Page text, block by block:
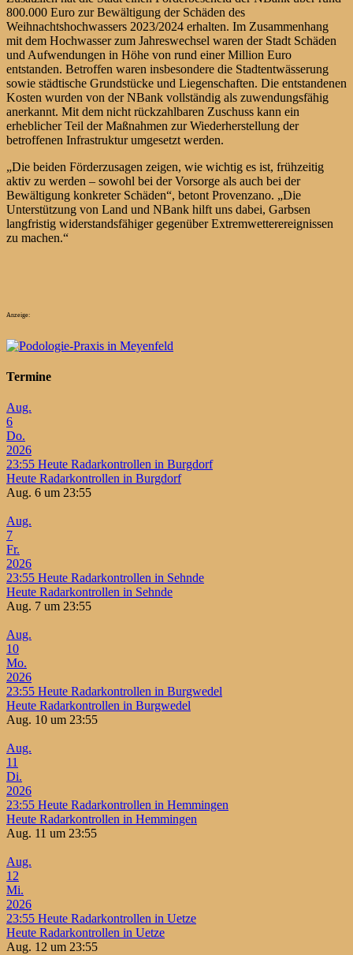
800.000 Euro zur Bewältigung der Schäden des
Weihnachtshochwassers 2023/2024 erhalten. Im Zusammenhang
mit dem Hochwasser zum Jahreswechsel waren der Stadt Schäden
und Aufwendungen in Höhe von rund einer Million Euro
entstanden. Betroffen waren insbesondere die Stadtentwässerung
sowie städtische Grundstücke und Liegenschaften. Die entstandenen
Kosten wurden von der NBank vollständig als zuwendungsfähig
anerkannt. Mit dem nicht rückzahlbaren Zuschuss kann ein
erheblicher Teil der Maßnahmen zur Wiederherstellung der
betroffenen Infrastruktur umgesetzt werden.
„Die beiden Förderzusagen zeigen, wie wichtig es ist, frühzeitig
aktiv zu werden – sowohl bei der Vorsorge als auch bei der
Bewältigung konkreter Schäden“, betont Provenzano. „Die
Unterstützung von Land und NBank hilft uns dabei, Garbsen
langfristig widerstandsfähiger gegenüber Extremwetterereignissen
zu machen.“
Anzeige:
Termine
Aug.
6
Do.
2026
23:55 Heute Radarkontrollen in Burgdorf
Heute Radarkontrollen in Burgdorf
Aug. 6 um 23:55
Aug.
7
Fr.
2026
23:55 Heute Radarkontrollen in Sehnde
Heute Radarkontrollen in Sehnde
Aug. 7 um 23:55
Aug.
10
Mo.
2026
23:55 Heute Radarkontrollen in Burgwedel
Heute Radarkontrollen in Burgwedel
Aug. 10 um 23:55
Aug.
11
Di.
2026
23:55 Heute Radarkontrollen in Hemmingen
Heute Radarkontrollen in Hemmingen
Aug. 11 um 23:55
Aug.
12
Mi.
2026
23:55 Heute Radarkontrollen in Uetze
Heute Radarkontrollen in Uetze
Aug. 12 um 23:55